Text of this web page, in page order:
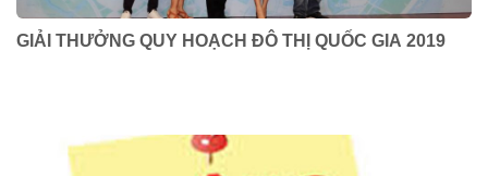
GIẢI THƯỞNG QUY HOẠCH ĐÔ THỊ QUỐC GIA 2019